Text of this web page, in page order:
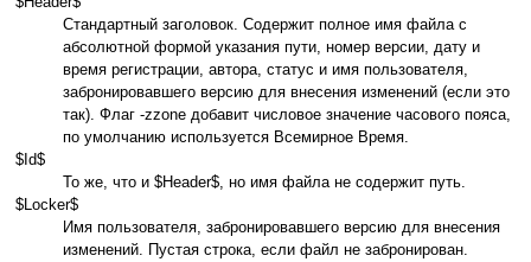
Стандартный заголовок. Содержит полное имя файла с
абсолютной формой указания пути, номер версии, дату и
время регистрации, автора, статус и имя пользователя,
забронировавшего версию для внесения изменений (если это
так). Флаг -zzone добавит числовое значение часового пояса,
по умолчанию используется Всемирное Время.
$Id$
То же, что и $Header$, но имя файла не содержит путь.
$Locker$
Имя пользователя, забронировавшего версию для внесения
изменений. Пустая строка, если файл не забронирован.